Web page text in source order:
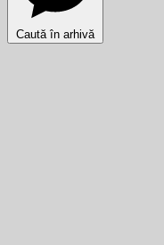
Caută în arhivă